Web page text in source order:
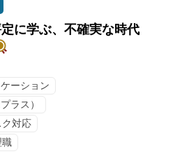
に学ぶ、不確実な時代
ーション
ラス）
ク対応
職